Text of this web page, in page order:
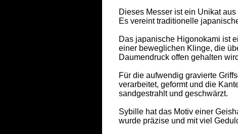
Dieses Messer ist ein Unikat
Es vereint traditionelle
Das japanische Higonokami ist
einer beweglichen Klinge, die
Daumendruck offen gehalten
Für die aufwendig gravierte
verarbeitet, geformt und die
sandgestrahlt und geschwärzt.
Sybille hat das Motiv einer
wurde präzise und mit viel